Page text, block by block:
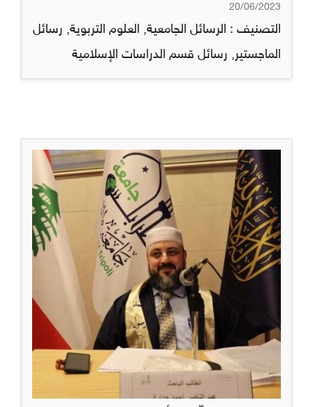
20/06/2023
التصنيف : الرسائل الجامعية, العلوم التربوية, رسائل
الماجستير, رسائل قسم الدراسات الإسلامية